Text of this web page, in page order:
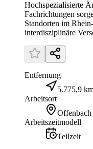
Hochspezialisierte
Fachrichtungen
Standorten im
interdisziplinäre
Entfernung
5.775,9
Arbeitsort
Arbeitszeitmodell
Teilzeit